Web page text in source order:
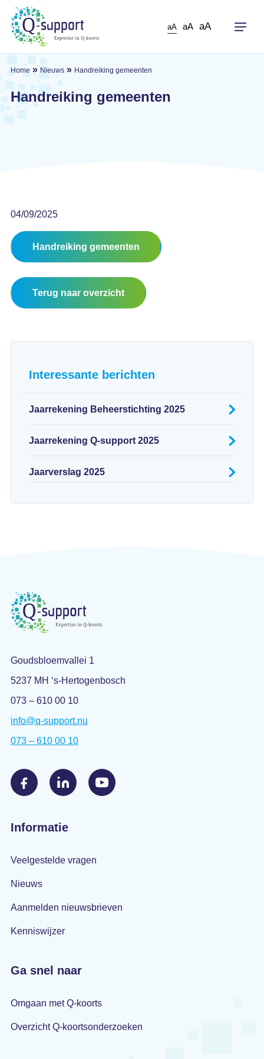
Skip
main
content
aA aA aA
Home » Nieuws» Handreiking gemeenten
Handreiking gemeenten
04/09/2025
Handreiking gemeenten
Terug naar overzicht
Interessante berichten
Jaarrekening Beheerstichting 2025
Jaarrekening Q-support 2025
Jaarverslag 2025
Goudsbloemvallei 1
5237 MH ‘s-Hertogenbosch
073 – 610 00 10
info@q-support.nu
073 – 610 00 10
Informatie
Veelgestelde vragen
Nieuws
Aanmelden nieuwsbrieven
Kenniswijzer
Ga snel naar
Omgaan met Q-koorts
Overzicht Q-koortsonderzoeken